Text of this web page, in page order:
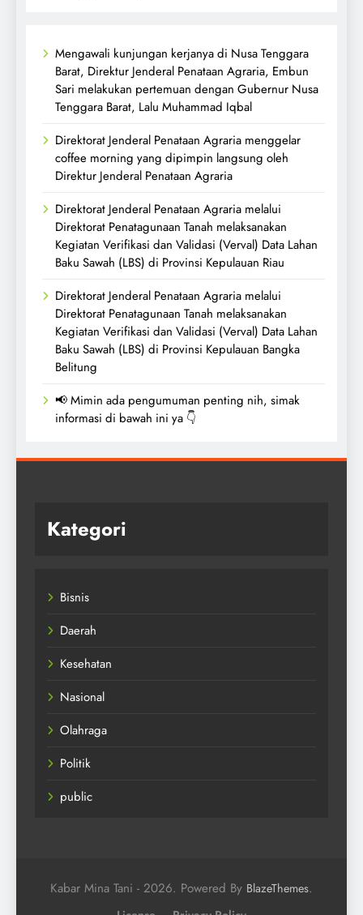
Mengawali kunjungan kerjanya di Nusa Tenggara
Barat, Direktur Jenderal Penataan Agraria, Embun
Sari melakukan pertemuan dengan Gubernur Nusa
Tenggara Barat, Lalu Muhammad Iqbal
Direktorat Jenderal Penataan Agraria menggelar
coffee morning yang dipimpin langsung oleh
Direktur Jenderal Penataan Agraria
Direktorat Jenderal Penataan Agraria melalui
Direktorat Penatagunaan Tanah melaksanakan
Kegiatan Verifikasi dan Validasi (Verval) Data Lahan
Baku Sawah (LBS) di Provinsi Kepulauan Riau
Direktorat Jenderal Penataan Agraria melalui
Direktorat Penatagunaan Tanah melaksanakan
Kegiatan Verifikasi dan Validasi (Verval) Data Lahan
Baku Sawah (LBS) di Provinsi Kepulauan Bangka
Belitung
📢 Mimin ada pengumuman penting nih, simak
informasi di bawah ini ya 👇
Kategori
Bisnis
Daerah
Kesehatan
Nasional
Olahraga
Politik
public
Kabar Mina Tani - 2026. Powered By BlazeThemes.